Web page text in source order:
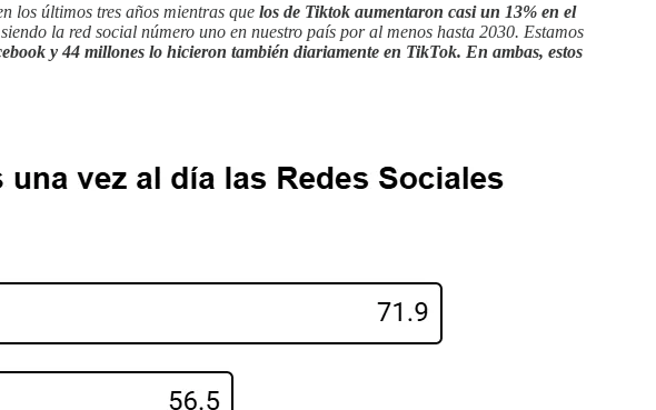
los últimos tres años mientras que los de Tiktok aumentaron casi un 13% en el
la red social número uno en nuestro país por al menos hasta 2030. Estamos
y 44 millones lo hicieron también diariamente en TikTok. En ambas, estos